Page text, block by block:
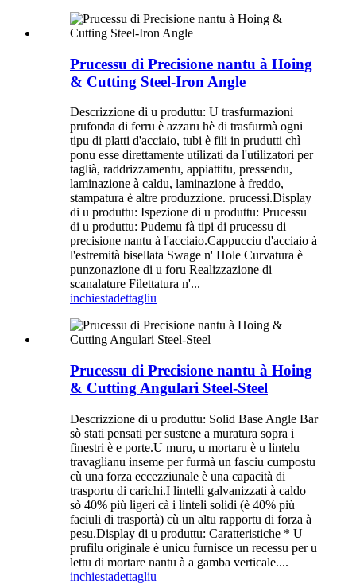
Prucessu di Precisione nantu à Hoing
& Cutting Steel-Iron Angle
Descrizzione di u produttu: U trasfurmazioni
prufonda di ferru è azzaru hè di trasfurmà ogni
tipu di platti d'acciaio, tubi è fili in prudutti chì
ponu esse direttamente utilizati da l'utilizatori per
taglià, raddrizzamentu, appiattitu, pressendu,
laminazione à caldu, laminazione à freddo,
stampatura è altre produzzione. prucessi.Display
di u produttu: Ispezione di u produttu: Prucessu
di u produttu: Pudemu fà tipi di prucessu di
precisione nantu à l'acciaio.Cappucciu d'acciaio à
l'estremità bisellata Swage n' Hole Curvatura è
punzonazione di u foru Realizzazione di
scanalature Filettatura n'...
inchiestadettagliu
Prucessu di Precisione nantu à Hoing
& Cutting Angulari Steel-Steel
Descrizzione di u produttu: Solid Base Angle Bar
sò stati pensati per sustene a muratura sopra i
finestri è e porte.U muru, u mortaru è u lintelu
travaglianu inseme per furmà un fasciu cumpostu
cù una forza eccezziunale è una capacità di
trasportu di carichi.I lintelli galvanizzati à caldo
sò 40% più ligeri cà i linteli solidi (è 40% più
faciuli di trasportà) cù un altu rapportu di forza à
pesu.Display di u produttu: Caratteristiche * U
prufilu originale è unicu furnisce un recessu per u
lettu di mortare nantu à a gamba verticale....
inchiestadettagliu